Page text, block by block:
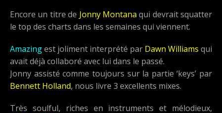
Encore un titre de Jonny Montana qui devrait squatter
le top des charts dans les semaines qui viennent.
Amazingest joliment interprété par Dawn Williams qui
avait déjà collaboré avec lui dans le passé.
Jonny assisté comme toujours sur la partie ‘keys’ par
Bennett Holland, nous livre 3 excellents mixes.
Très soulful, riches en instruments et mélodieux,